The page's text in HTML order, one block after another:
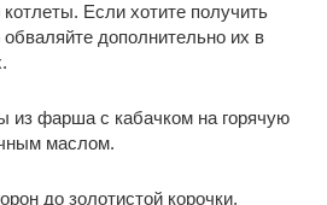
котлеты. Если хотите получить
дополнительно их в
из фарша с кабачком на горячую
маслом.
до золотистой корочки.